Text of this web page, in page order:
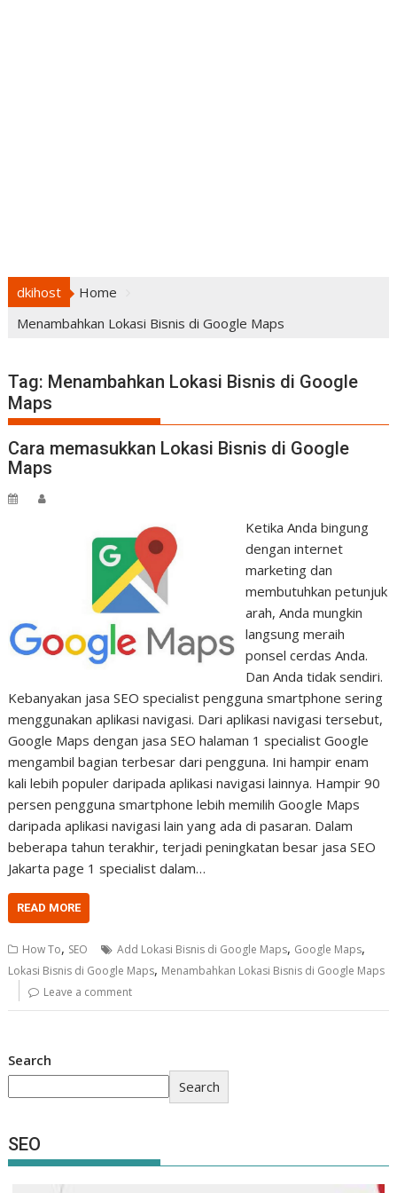
dkihost
Home
Menambahkan Lokasi Bisnis di Google Maps
Tag: Menambahkan Lokasi Bisnis di Google
Maps
Cara memasukkan Lokasi Bisnis di Google
Maps
Ketika Anda bingung
dengan internet
marketing dan
membutuhkan petunjuk
arah, Anda mungkin
langsung meraih
ponsel cerdas Anda.
Dan Anda tidak sendiri.
Kebanyakan jasa SEO specialist pengguna smartphone sering
menggunakan aplikasi navigasi. Dari aplikasi navigasi tersebut,
Google Maps dengan jasa SEO halaman 1 specialist Google
mengambil bagian terbesar dari pengguna. Ini hampir enam
kali lebih populer daripada aplikasi navigasi lainnya. Hampir 90
persen pengguna smartphone lebih memilih Google Maps
daripada aplikasi navigasi lain yang ada di pasaran. Dalam
beberapa tahun terakhir, terjadi peningkatan besar jasa SEO
Jakarta page 1 specialist dalam…
READ MORE
How To, SEO Add Lokasi Bisnis di Google Maps, Google Maps,
Lokasi Bisnis di Google Maps, Menambahkan Lokasi Bisnis di Google Maps
Leave a comment
Search
Search
SEO